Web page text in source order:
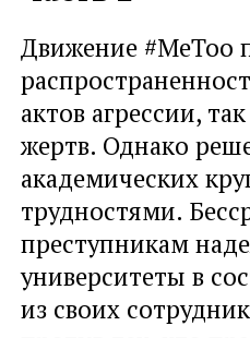
Движение #MeToo
актов агрессии,
жертв. Однако
академических
трудностями.
преступникам
университеты в
из своих